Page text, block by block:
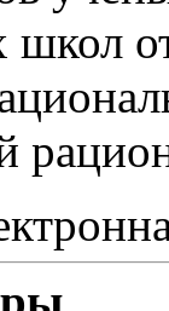
школ